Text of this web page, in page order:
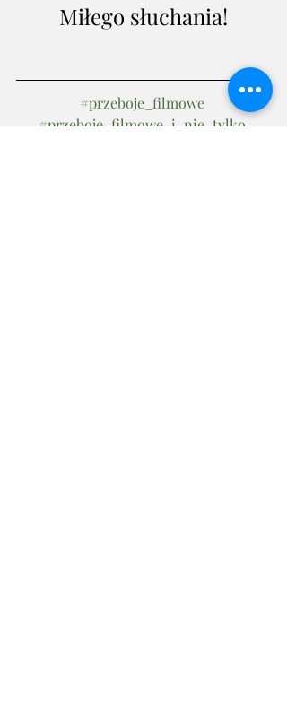
Miłego słuchania!
#przeboje_filmowe
#przeboje_filmowe_i_nie_tylko